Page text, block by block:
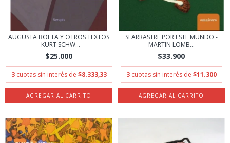
AUGUSTA BOLTA Y OTROS TEXTOS
- KURT SCHW...
$25.000
3 cuotas sin interés de $8.333,33
SI ARRASTRE POR ESTE MUNDO -
MARTIN LOMB...
$33.900
3 cuotas sin interés de $11.300